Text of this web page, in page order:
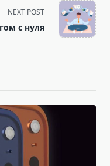
NEXT POST
с нуля